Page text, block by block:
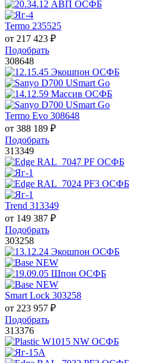
Termo 235525
от 217 423 ₽
Подобрать
308648
Termo Evo 308648
от 388 189 ₽
Подобрать
313349
Trend 313349
от 149 387 ₽
Подобрать
303258
Smart Lock 303258
от 223 957 ₽
Подобрать
313376